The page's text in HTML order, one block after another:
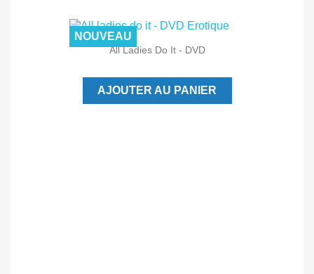
All Ladies Do It - DVD
AJOUTER AU PANIER
NOUVEAU